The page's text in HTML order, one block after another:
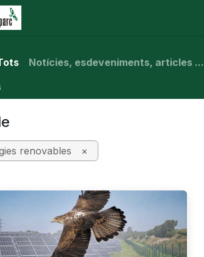
Notícies, esdeveniments, articles ...
renovables ×